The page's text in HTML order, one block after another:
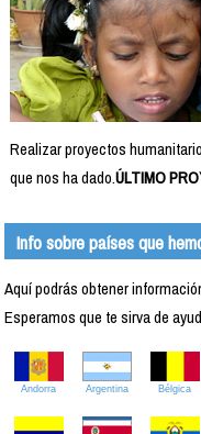
Realizar proyectos
que nos ha dado.ÚLTIMO
Info sobre países que
Aquí podrás obtener
Esperamos que te sirva de
Andorra Argentina Bélgica